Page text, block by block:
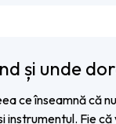
și unde
ce înseamnă că
instrumentul. Fie că